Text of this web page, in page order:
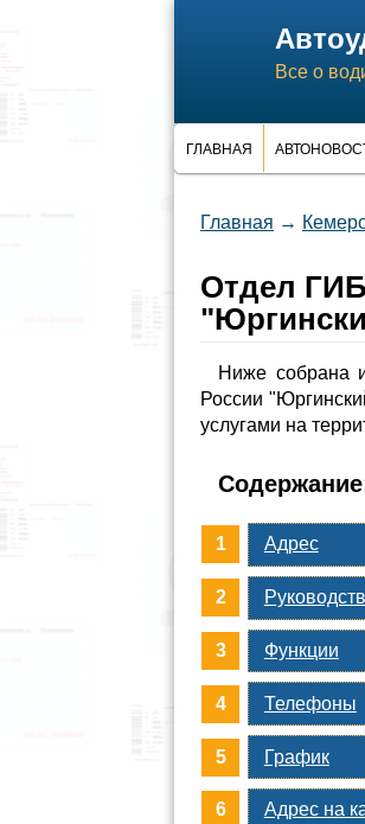
Все о
ГЛАВНАЯ
Главная →
Отдел
Ниже собрана
России
услугами на
Адрес
Функции
Телефоны
График
Адрес на